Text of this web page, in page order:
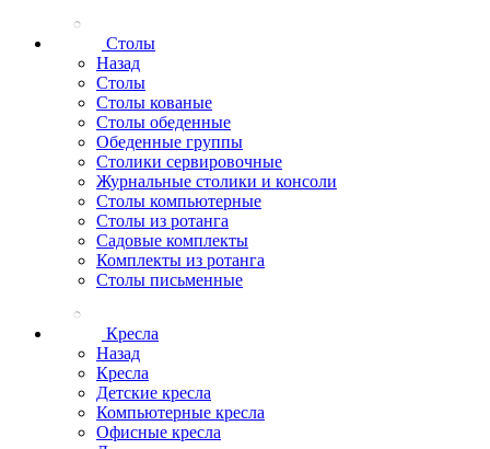
Столы
Назад
Столы
Столы кованые
Столы обеденные
Обеденные группы
Столики сервировочные
Журнальные столики и консоли
Столы компьютерные
Столы из ротанга
Садовые комплекты
Комплекты из ротанга
Столы письменные
Кресла
Назад
Кресла
Детские кресла
Компьютерные кресла
Офисные кресла